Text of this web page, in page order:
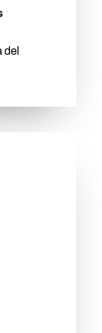
del